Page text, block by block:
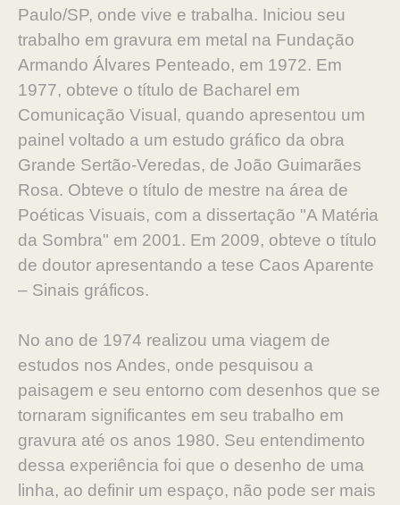
Paulo/SP, onde vive e trabalha. Iniciou seu
trabalho em gravura em metal na Fundação
Armando Álvares Penteado, em 1972. Em
1977, obteve o título de Bacharel em
Comunicação Visual, quando apresentou um
painel voltado a um estudo gráfico da obra
Grande Sertão-Veredas, de João Guimarães
Rosa. Obteve o título de mestre na área de
Poéticas Visuais, com a dissertação "A Matéria
da Sombra" em 2001. Em 2009, obteve o título
de doutor apresentando a tese Caos Aparente
– Sinais gráficos.
No ano de 1974 realizou uma viagem de
estudos nos Andes, onde pesquisou a
paisagem e seu entorno com desenhos que se
tornaram significantes em seu trabalho em
gravura até os anos 1980. Seu entendimento
dessa experiência foi que o desenho de uma
linha, ao definir um espaço, não pode ser mais